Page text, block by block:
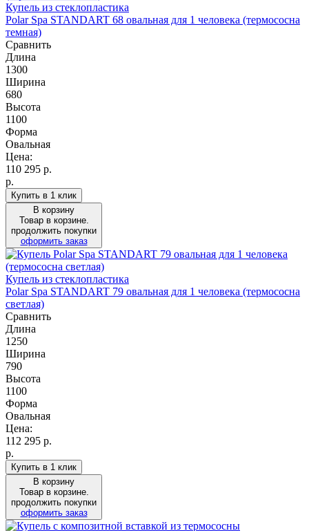
Купель из стеклопластика
Polar Spa STANDART 68 овальная для 1 человека (термососна
темная)
Сравнить
Длина
1300
Ширина
680
Высота
1100
Форма
Овальная
Цена:
110 295 р.
р.
Купить в 1 клик
В корзину
Товар в корзине.
продолжить покупки
оформить заказ
Купель из стеклопластика
Polar Spa STANDART 79 овальная для 1 человека (термососна
светлая)
Сравнить
Длина
1250
Ширина
790
Высота
1100
Форма
Овальная
Цена:
112 295 р.
р.
Купить в 1 клик
В корзину
Товар в корзине.
продолжить покупки
оформить заказ